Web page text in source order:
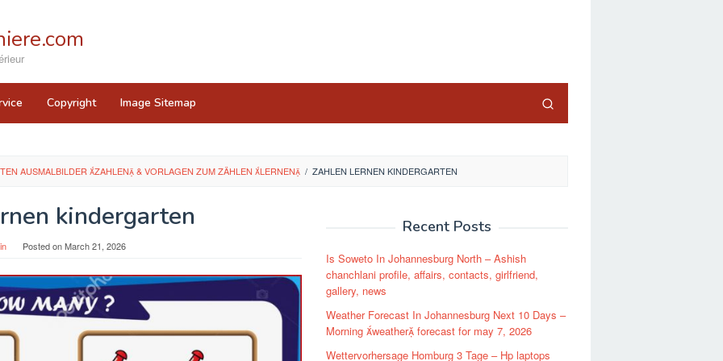
Copyright Image Sitemap
AUSMALBILDER ZAHLEN & VORLAGEN ZUM ZÄHLEN LERNEN / ZAHLEN LERNEN KINDERGARTEN
kindergarten
Posted onMarch 21, 2026
Recent Posts
Is Soweto In Johannesburg North – Ashish
chanchlani profile, affairs, contacts, girlfriend,
gallery, news
Weather Forecast In Johannesburg Next 10 Days –
Morning weather forecast for may 7, 2026
Wettervorhersage Homburg 3 Tage – Hp laptops